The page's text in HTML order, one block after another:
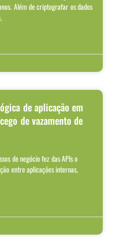
Além de criptografar os dados
de aplicação em
de vazamento de
de negócio fez das APIs o
entre aplicações internas,